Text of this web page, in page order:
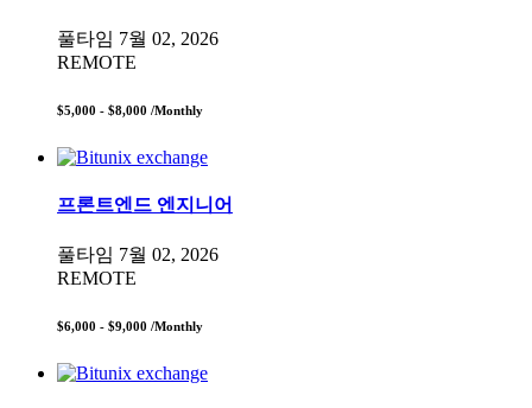
풀타임 7월 02, 2026
REMOTE
$5,000 - $8,000 /Monthly
프론트엔드 엔지니어
풀타임 7월 02, 2026
REMOTE
$6,000 - $9,000 /Monthly